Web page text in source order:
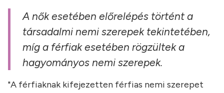
A nők esetében előrelépés történt a
társadalmi nemi szerepek tekintetében,
míg a férfiak esetében rögzültek a
hagyományos nemi szerepek.
"A férfiaknak kifejezetten férfias nemi szerepet